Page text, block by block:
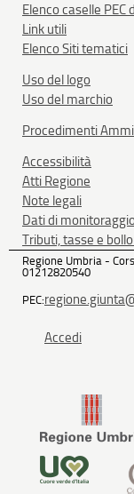
Elenco caselle PEC
Link utili
Elenco Siti tematici
Uso del logo
Uso del marchio
Procedimenti
Accessibilità
Atti Regione
Note legali
Dati di
Tributi, tasse e
Regione Umbria -
01212820540
PEC:
Accedi